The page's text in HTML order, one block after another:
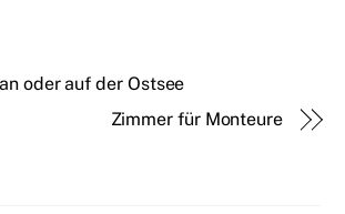
oder auf der Ostsee
Zimmer für Monteure